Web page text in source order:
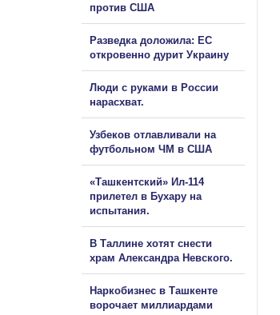
против США
Разведка доложила: ЕС
откровенно дурит Украину
Люди с руками в России
нарасхват.
Узбеков отлавливали на
футбольном ЧМ в США
«Ташкентский» Ил-114
прилетел в Бухару на
испытания.
В Таллине хотят снести
храм Александра Невского.
Наркобизнес в Ташкенте
ворочает миллиардами